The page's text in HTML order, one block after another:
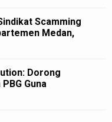
Scamming
Medan,
Dorong
Guna
Cepat dan